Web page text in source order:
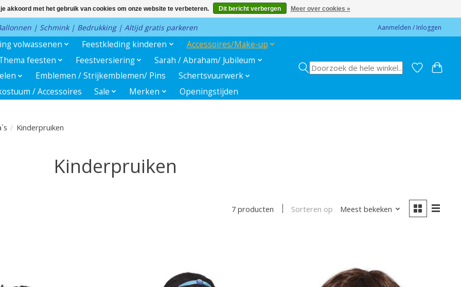
| Schmink | Bedrukking | Altijd gratis parkeren Aanmelden / Inloggen
volwassenen Feestkleding kinderen
Accessoires/Make-up
feesten
Feestversiering
Sarah / Abraham/ Jubileum
Emblemen / Strijkemblemen/ Pins
Schertsvuurwerk
/ Accessoires
Sale Merken Openingstijden
/ Kinderpruiken
Kinderpruiken
7 producten Sorteren op Meest bekeken
akkoord met het gebruik van cookies om onze website te verbeteren. Dit bericht verbergen Meer over cookies »